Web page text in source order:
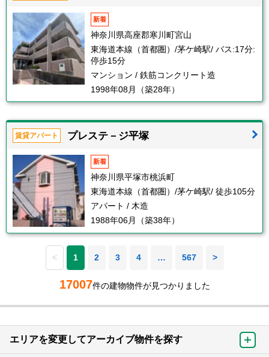
新着
神奈川県高座郡寒川町宮山
東海道本線（首都圏）/茅ケ崎駅/ バス:17分:
停歩15分
マンション / 鉄筋コンクリート造
1998年08月（築28年）
賃貸アパート プレステ－ジ平塚
新着
神奈川県平塚市桃浜町
東海道本線（首都圏）/茅ケ崎駅/ 徒歩105分
アパート / 木造
1988年06月（築38年）
< 1 2 3 4 … 567 >
17007件の建物物件が見つかりました
エリアを変更してアーカイブ物件を探す